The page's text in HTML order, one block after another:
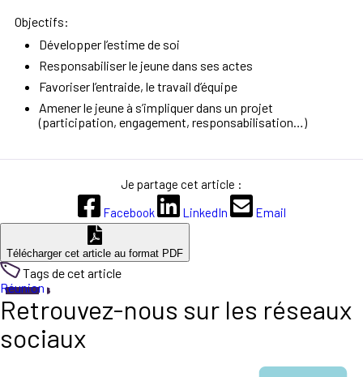
Objectifs:
Développer l’estime de soi
Responsabiliser le jeune dans ses actes
Favoriser l’entraide, le travail d’équipe
Amener le jeune à s’impliquer dans un projet
(participation, engagement, responsabilisation…)
Je partage cet article :
Facebook
LinkedIn Email
Télécharger cet article au format PDF
Tags de cet article
Réunion
Retrouvez-nous sur les réseaux
sociaux